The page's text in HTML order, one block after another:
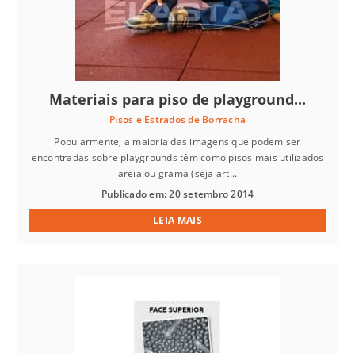
Materiais para piso de playground...
Pisos e Estrados de Borracha
Popularmente, a maioria das imagens que podem ser
encontradas sobre playgrounds têm como pisos mais utilizados
areia ou grama (seja art...
Publicado em: 20 setembro 2014
LEIA MAIS